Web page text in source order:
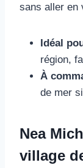
sans aller en
Idéal
région,
À
de mer
Nea
village